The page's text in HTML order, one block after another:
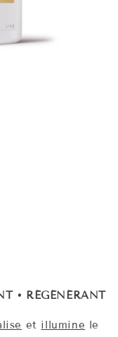
• RÉGÉNÉRANT
et illumine le